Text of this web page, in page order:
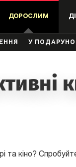
ДОРОСЛИМ
У
та кіно?